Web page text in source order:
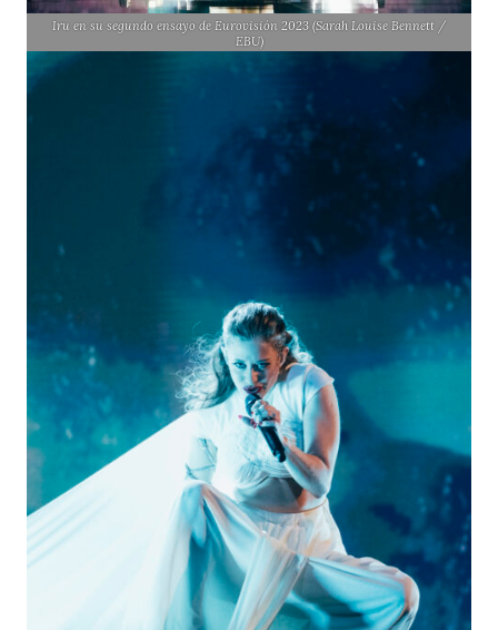
Iru en su segundo ensayo de Eurovisión 2023 (Sarah Louise Bennett /
EBU)